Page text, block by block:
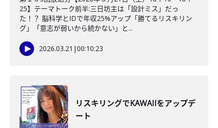
25】テーマトーク前半:三日坊主は「設計ミス」だっ
た！？ 脳科学とIDで年収25%アップ「勝てるリスキリン
グ」「意志が弱いから続かない」と...
2026.03.21 |00:10:23
リスキリングでKAWAIIをアップデ
ート